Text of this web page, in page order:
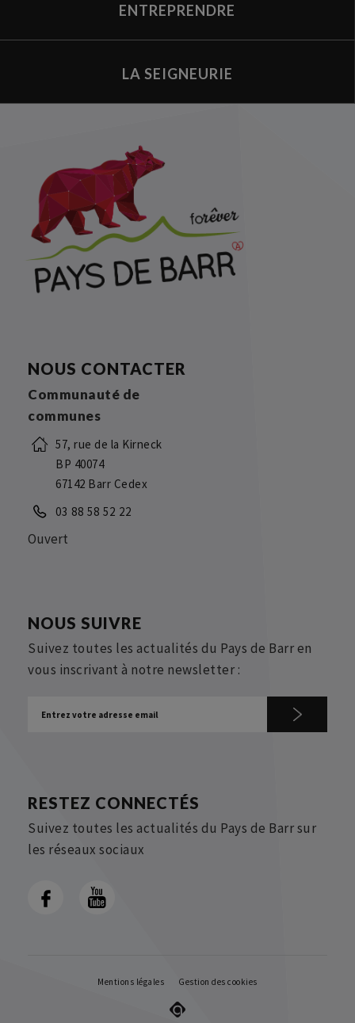
ENTREPRENDRE
LA SEIGNEURIE
NOUS CONTACTER
Communauté de
communes
57, rue de la Kirneck
BP 40074
67142 Barr Cedex
03 88 58 52 22
Ouvert
NOUS SUIVRE
Suivez toutes les actualités du Pays de Barr en
vous inscrivant à notre newsletter :
RESTEZ CONNECTÉS
Suivez toutes les actualités du Pays de Barr sur
les réseaux sociaux
Mentions légales Gestion des cookies